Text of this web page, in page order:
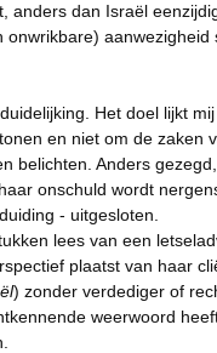
anders dan Israël
onwrikbare) aanwezigheid
Het doel lijkt
en niet om de zaken
belichten. Anders
onschuld wordt
- uitgesloten.
lees van een
plaatst van haar
) zonder verdediger of
weerwoord